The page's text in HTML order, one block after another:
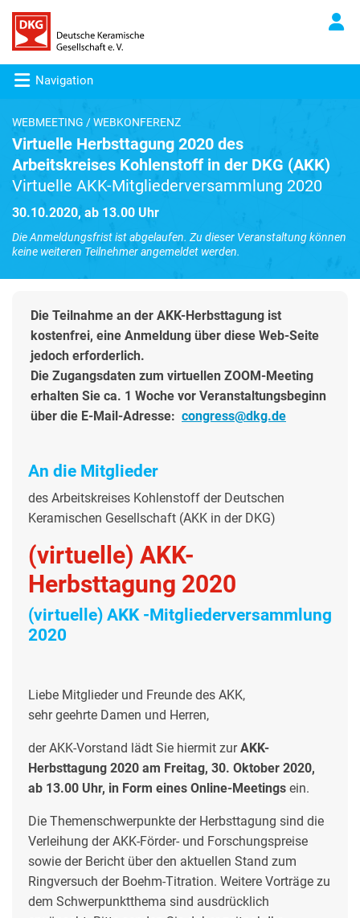
Navigation
WEBMEETING / WEBKONFERENZ
Virtuelle Herbsttagung 2020 des
Arbeitskreises Kohlenstoff in der DKG (AKK)
Virtuelle AKK-Mitgliederversammlung 2020
30.10.2020, ab 13.00 Uhr
Die Anmeldungsfrist ist abgelaufen. Zu dieser Veranstaltung können
keine weiteren Teilnehmer angemeldet werden.
Die Teilnahme an der AKK-Herbsttagung ist
kostenfrei, eine Anmeldung über diese Web-Seite
jedoch erforderlich.
Die Zugangsdaten zum virtuellen ZOOM-Meeting
erhalten Sie ca. 1 Woche vor Veranstaltungsbeginn
über die E-Mail-Adresse: congress@dkg.de
An die Mitglieder
des Arbeitskreises Kohlenstoff der Deutschen
Keramischen Gesellschaft (AKK in der DKG)
(virtuelle) AKK-
Herbsttagung 2020
(virtuelle) AKK -Mitgliederversammlung
2020
Liebe Mitglieder und Freunde des AKK,
sehr geehrte Damen und Herren,
der AKK-Vorstand lädt Sie hiermit zurAKK-
Herbsttagung 2020 am Freitag, 30. Oktober 2020,
ab 13.00 Uhr, in Form eines Online-Meetings ein.
Die Themenschwerpunkte der Herbsttagung sind die
Verleihung der AKK-Förder- und Forschungspreise
sowie der Bericht über den aktuellen Stand zum
Ringversuch der Boehm-Titration. Weitere Vorträge zu
dem Schwerpunktthema sind ausdrücklich